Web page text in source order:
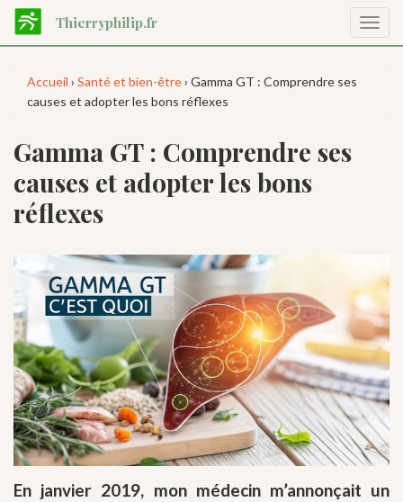
Aller
contenu
Thierryphilip.fr
la
Accueil › Santé et bien-être› Gamma GT : Comprendre ses
causes et adopter les bons réflexes
Gamma GT : Comprendre ses
causes et adopter les bons
réflexes
En janvier 2019, mon médecin m’annonçait un